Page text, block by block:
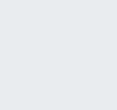
un accident,
de Start al
situație,
înapoi. Din